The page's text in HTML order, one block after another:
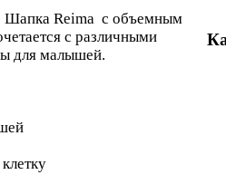
Шапка Reima с объемным
с различными
для малышей.